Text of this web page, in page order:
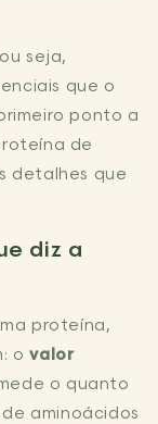
seja,
que o
ponto a
de
detalhes que
diz a
proteína,
ovalor
o quanto
aminoácidos